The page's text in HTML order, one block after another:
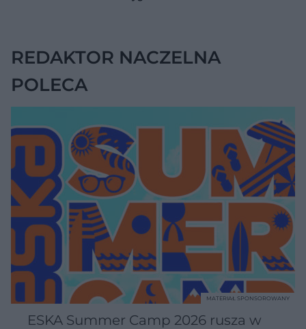
REDAKTOR NACZELNA
POLECA
ESKA Summer Camp 2026 rusza w
MATERIAŁ SPONSOROWANY